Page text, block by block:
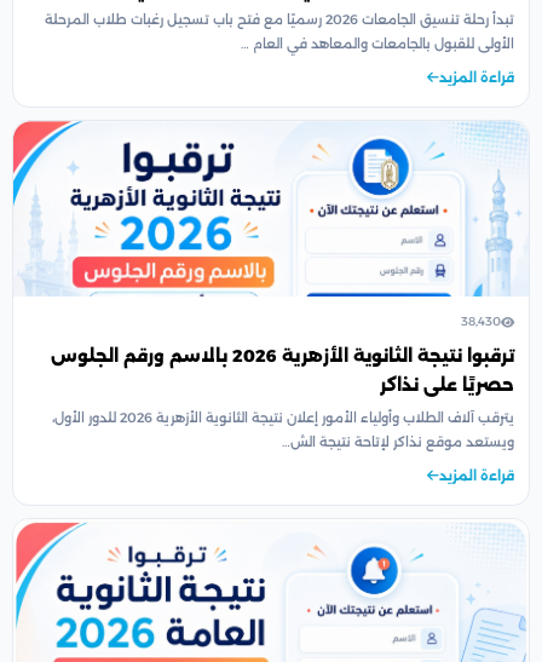
تبدأ رحلة تنسيق الجامعات 2026 رسميًا مع فتح باب تسجيل رغبات طلاب المرحلة
الأولى للقبول بالجامعات والمعاهد في العام …
قراءة المزيد
38,430
ترقبوا نتيجة الثانوية الأزهرية 2026 بالاسم ورقم الجلوس
حصريًا على نذاكر
يترقب آلاف الطلاب وأولياء الأمور إعلان نتيجة الثانوية الأزهرية 2026 للدور الأول،
ويستعد موقع نذاكر لإتاحة نتيجة الش…
قراءة المزيد